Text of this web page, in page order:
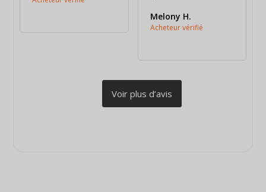
Melony H.